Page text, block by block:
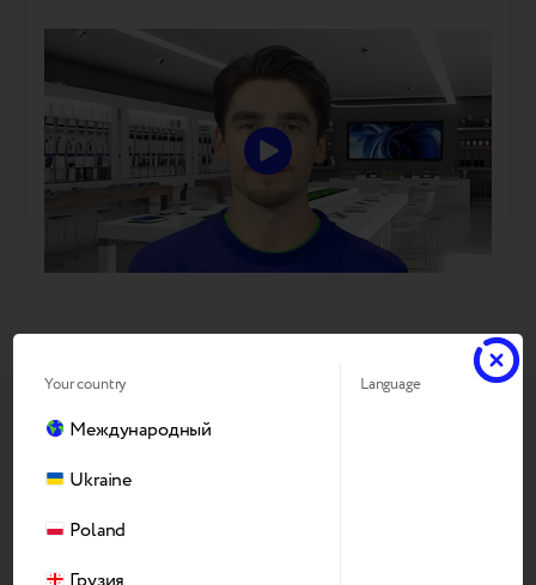
Your country
Международный
Ukraine
Poland
Language